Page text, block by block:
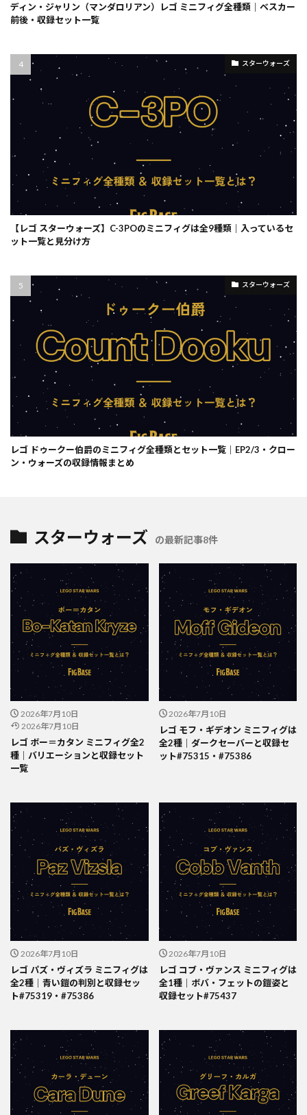
ディン・ジャリン（マンダロリアン）レゴ ミニフィグ全種類｜ベスカー
前後・収録セット一覧
スターウォーズ
【レゴ スターウォーズ】C-3POのミニフィグは全9種類｜入っているセ
ット一覧と見分け方
スターウォーズ
レゴ ドゥークー伯爵のミニフィグ全種類とセット一覧｜EP2/3・クロー
ン・ウォーズの収録情報まとめ
スターウォーズ の最新記事8件
2026年7月10日
2026年7月10日
レゴ ボー＝カタン ミニフィグ全2
種｜バリエーションと収録セット
一覧
2026年7月10日
レゴ モフ・ギデオン ミニフィグは
全2種｜ダークセーバーと収録セ
ット#75315・#75386
2026年7月10日
レゴ パズ・ヴィズラ ミニフィグは
全2種｜青い鎧の判別と収録セッ
ト#75319・#75386
2026年7月10日
レゴ コブ・ヴァンス ミニフィグは
全1種｜ボバ・フェットの鎧姿と
収録セット#75437